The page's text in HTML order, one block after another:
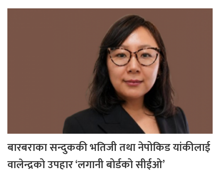
बारबराका सन्दुककी भतिजी तथा नेपोकिड यांकीलाई
वालेन्द्रको उपहार ‘लगानी बोर्डको सीईओ’